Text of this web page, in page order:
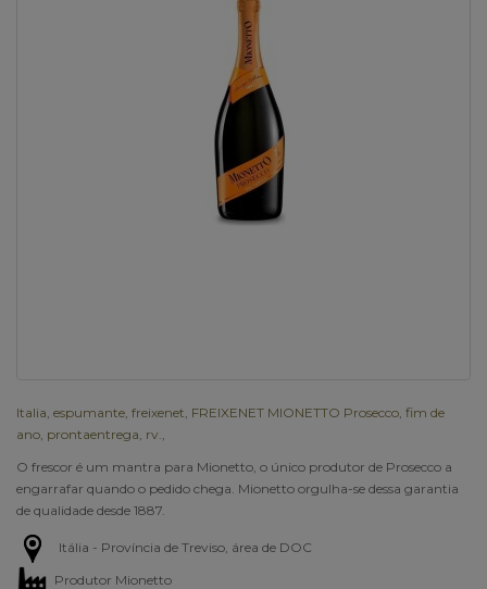
Italia espumante freixenet FREIXENET MIONETTO Prosecco fim de
ano prontaentrega rv.
O frescor é um mantra para Mionetto, o único produtor de Prosecco a
engarrafar quando o pedido chega. Mionetto orgulha-se dessa garantia
de qualidade desde 1887.
Itália - Província de Treviso, área de DOC
Produtor Mionetto